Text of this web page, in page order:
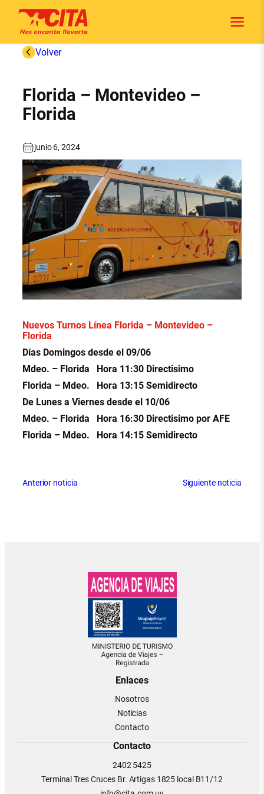
contenido
Volver
Florida – Montevideo –
Florida
junio 6, 2024
Nuevos Turnos Línea Florida – Montevideo –
Florida
Días Domingos desde el 09/06
Mdeo. – Florida Hora 11:30 Directisimo
Florida – Mdeo. Hora 13:15 Semidirecto
De Lunes a Viernes desde el 10/06
Mdeo. – Florida Hora 16:30 Directisimo por AFE
Florida – Mdeo. Hora 14:15 Semidirecto
Anterior noticia Siguiente noticia
Enlaces
Nosotros
Noticias
Contacto
Contacto
2402 5425
Terminal Tres Cruces Br. Artigas 1825 local B11/12